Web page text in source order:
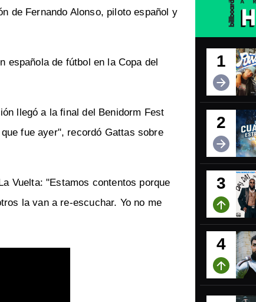
de Fernando Alonso, piloto español y
española de fútbol en la Copa del
llegó a la final del Benidorm Fest
fue ayer", recordó Gattas sobre
Vuelta: "Estamos contentos porque
la van a re-escuchar. Yo no me
1
2
3
4